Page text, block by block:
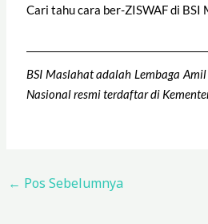
Cari tahu cara ber-ZISWAF di BSI
BSI Maslahat adalah Lembaga
Nasional resmi terdaftar di
← Pos Sebelumnya